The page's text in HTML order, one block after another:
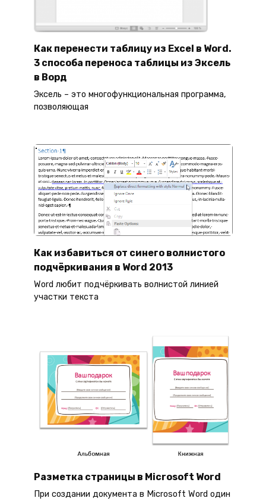
Как перенести таблицу из Excel в Word.
3 способа переноса таблицы из Эксель
в Ворд
Эксель – это многофункциональная программа,
позволяющая
Как избавиться от синего волнистого
подчёркивания в Word 2013
Word любит подчёркивать волнистой линией
участки текста
Разметка страницы в Microsoft Word
При создании документа в Microsoft Word один